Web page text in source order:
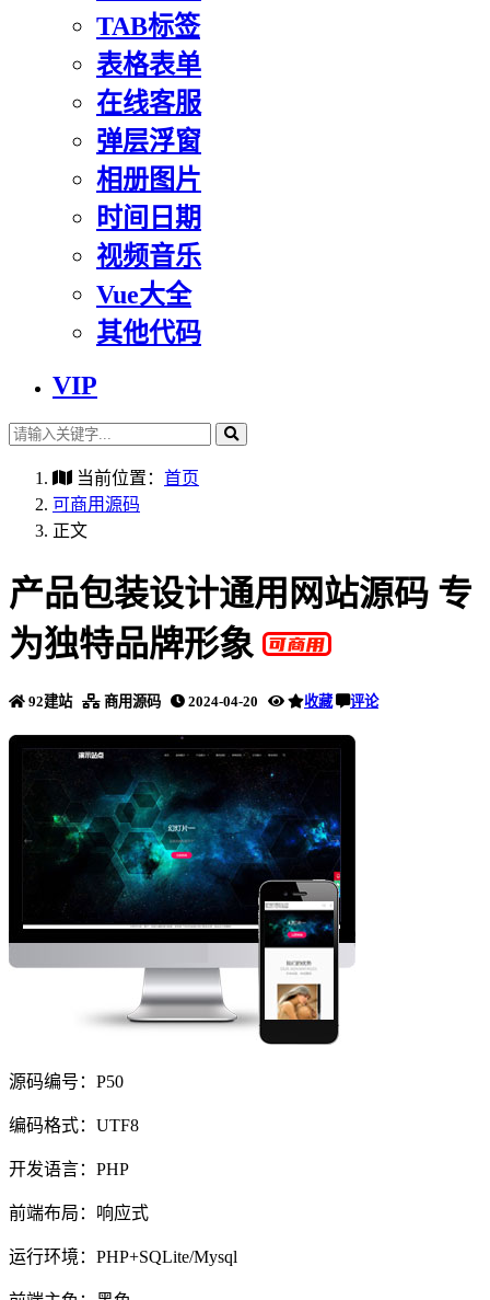
TAB标签
表格表单
在线客服
弹层浮窗
相册图片
时间日期
视频音乐
Vue大全
其他代码
VIP
当前位置： 首页
可商用源码
正文
产品包装设计通用网站源码 专
为独特品牌形象
92建站 商用源码 2024-04-20 收藏 评论
源码编号：P50
编码格式：UTF8
开发语言：PHP
前端布局：响应式
运行环境：PHP+SQLite/Mysql